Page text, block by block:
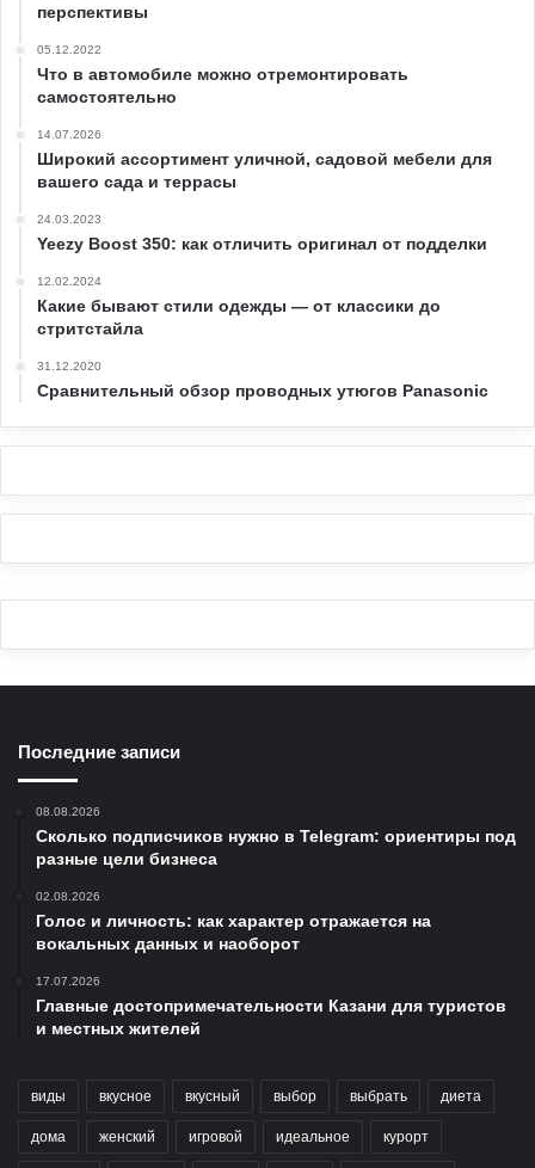
перспективы
05.12.2022
Что в автомобиле можно отремонтировать
самостоятельно
14.07.2026
Широкий ассортимент уличной, садовой мебели для
вашего сада и террасы
24.03.2023
Yeezy Boost 350: как отличить оригинал от подделки
12.02.2024
Какие бывают стили одежды — от классики до
стритстайла
31.12.2020
Сравнительный обзор проводных утюгов Panasonic
Последние записи
08.08.2026
Сколько подписчиков нужно в Telegram: ориентиры под
разные цели бизнеса
02.08.2026
Голос и личность: как характер отражается на
вокальных данных и наоборот
17.07.2026
Главные достопримечательности Казани для туристов
и местных жителей
виды вкусное вкусный выбор выбрать диета
дома женский игровой идеальное курорт